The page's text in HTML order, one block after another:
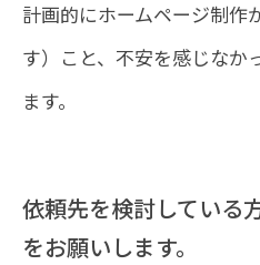
計画的にホームページ制作
す）こと、不安を感じなか
ます。
依頼先を検討している
をお願いします。